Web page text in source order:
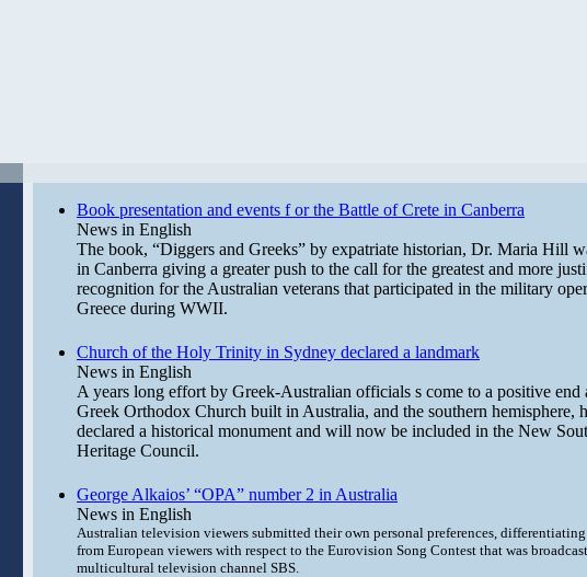
Book presentation and events f or the Battle of Crete in Canberra
News in English
The book, “Diggers and Greeks” by expatriate historian, Dr. Maria Hill
in Canberra giving a greater push to the call for the greatest and more
recognition for the Australian veterans that participated in the military
Greece during WWII.
Church of the Holy Trinity in Sydney declared a landmark
News in English
A years long effort by Greek-Australian officials s come to a positive end
Greek Orthodox Church built in Australia, and the southern hemisphere,
declared a historical monument and will now be included in the New
Heritage Council.
George Alkaios’ “OPA” number 2 in Australia
News in English
Australian television viewers submitted their own personal preferences,
from European viewers with respect to the Eurovision Song Contest that was
multicultural television channel SBS.